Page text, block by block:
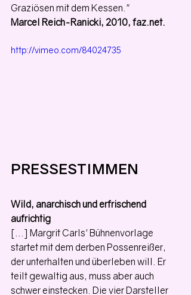
Graziösen mit dem Kessen."
Marcel Reich-Ranicki, 2010, faz.net.
http://vimeo.com/84024735
PRESSESTIMMEN
Wild, anarchisch und erfrischend
aufrichtig
[...] Margrit Carls' Bühnenvorlage
startet mit dem derben Possenreißer,
der unterhalten und überleben will. Er
teilt gewaltig aus, muss aber auch
schwer einstecken. Die vier Darsteller